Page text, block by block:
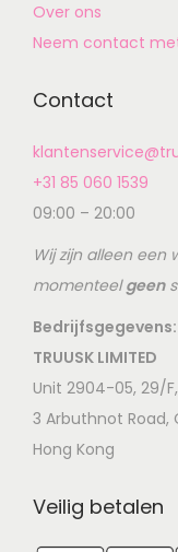
Over ons
Neem contact
Contact
+31 85 060 1539
09:00 – 20:00
Wij zijn alleen een
momenteelgeen
Bedrijfsgegevens:
TRUUSK LIMITED
Unit 2904-05, 29/
3 Arbuthnot Road,
Hong Kong
Veilig betalen